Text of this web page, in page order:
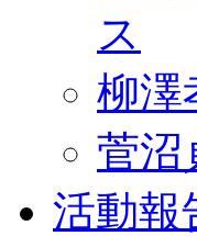
ス
柳澤
菅沼
活動報